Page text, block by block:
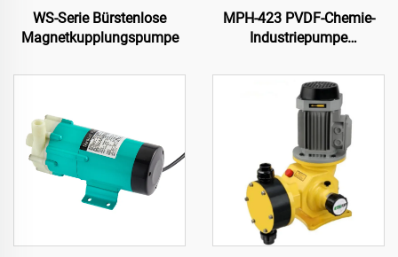
WS-Serie Bürstenlose
Magnetkupplungspumpe
MPH-423 PVDF-Chemie-
Industriepumpe
Zirkulations-
Magnetzugpumpe für
aggressive Flüssigkeiten in
der Bearbeitung